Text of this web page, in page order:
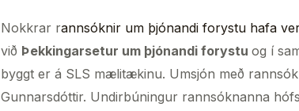
Nokkrar rannsóknir um þjónandi forystu hafa
við Þekkingarsetur um þjónandi forystu og í
byggt er á SLS mælitækinu. Umsjón með
Gunnarsdóttir. Undirbúningur rannsóknanna